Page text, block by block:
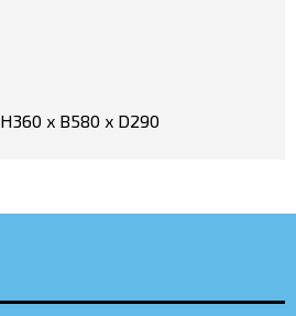
H360 x B580 x D290